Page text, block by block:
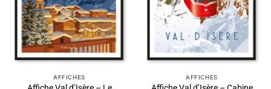
AFFICHES AFFICHES